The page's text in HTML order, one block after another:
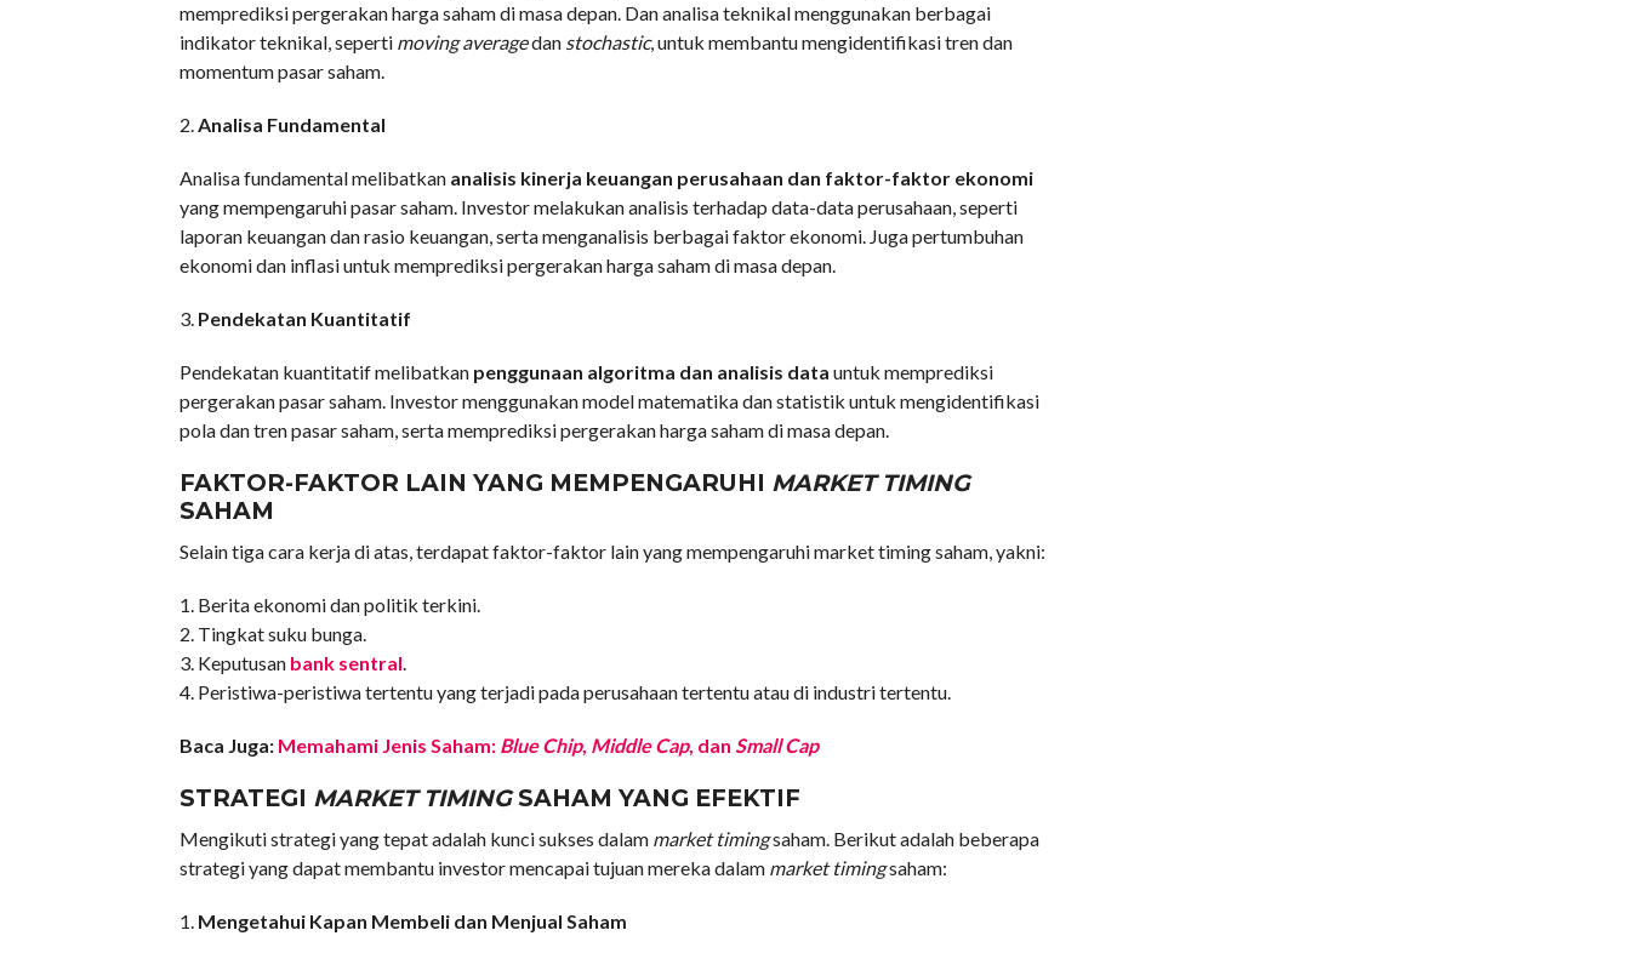
memprediksi pergerakan harga saham di masa depan. Dan analisa teknikal menggunakan berbagai
indikator teknikal, seperti moving averagedan stochastic, untuk membantu mengidentifikasi tren dan
momentum pasar saham.
2.Analisa Fundamental
Analisa fundamental melibatkan analisis kinerja keuangan perusahaan dan faktor-faktor ekonomi
yang mempengaruhi pasar saham. Investor melakukan analisis terhadap data-data perusahaan, seperti
laporan keuangan dan rasio keuangan, serta menganalisis berbagai faktor ekonomi. Juga pertumbuhan
ekonomi dan inflasi untuk memprediksi pergerakan harga saham di masa depan.
3. Pendekatan Kuantitatif
Pendekatan kuantitatif melibatkan penggunaan algoritma dan analisis data untuk memprediksi
pergerakan pasar saham. Investor menggunakan model matematika dan statistik untuk mengidentifikasi
pola dan tren pasar saham, serta memprediksi pergerakan harga saham di masa depan.
FAKTOR-FAKTOR LAIN YANG MEMPENGARUHI MARKET TIMING
SAHAM
Selain tiga cara kerja di atas, terdapat faktor-faktor lain yang mempengaruhi market timing saham, yakni:
1. Berita ekonomi dan politik terkini.
2. Tingkat suku bunga.
3. Keputusan bank sentral.
4. Peristiwa-peristiwa tertentu yang terjadi pada perusahaan tertentu atau di industri tertentu.
Baca Juga: Memahami Jenis Saham: Blue Chip, Middle Cap, dan Small Cap
STRATEGI MARKET TIMINGSAHAM YANG EFEKTIF
Mengikuti strategi yang tepat adalah kunci sukses dalam market timingsaham. Berikut adalah beberapa
strategi yang dapat membantu investor mencapai tujuan mereka dalam market timingsaham:
1. Mengetahui Kapan Membeli dan Menjual Saham